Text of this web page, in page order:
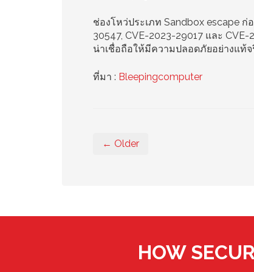
ช่องโหว่ประเภท Sandbox escape
30547, CVE-2023-29017 และ
น่าเชื่อถือให้มีความปลอดภัยอย่างแท้
ที่มา : Bleepingcomputer
← Older
HOW